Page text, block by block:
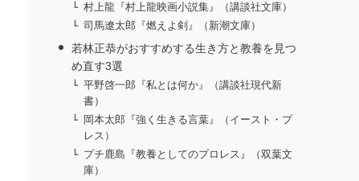
村上龍『村上龍映画小説集』（講談社文庫）
司馬遼太郎『燃えよ剣』（新潮文庫）
若林正恭がおすすめする生き方と教養を見つ
め直す3選
平野啓一郎『私とは何か』（講談社現代新
書）
岡本太郎『強く生きる言葉』（イースト・プ
レス）
プチ鹿島『教養としてのプロレス』（双葉文
庫）